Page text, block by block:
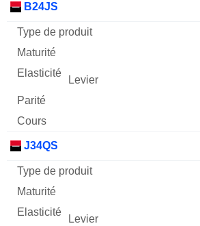
B24JS
J34QS